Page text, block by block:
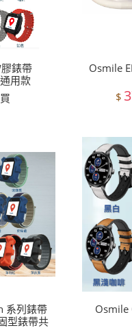
錶帶
用款
Osmile
$
系列錶帶
型錶帶共
Osmile